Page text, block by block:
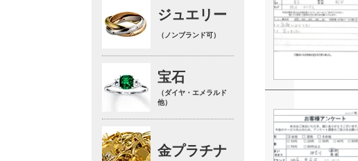
ジュエリー
（ノンブランド可）
宝石
（ダイヤ・エメラルド
他）
金プラチナ